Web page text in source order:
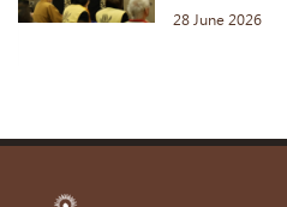
28 June 2026